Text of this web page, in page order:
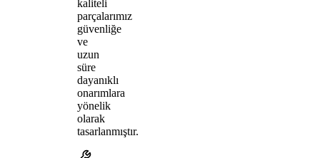
kaliteli
parçalarımız
güvenliğe
ve
uzun
süre
dayanıklı
onarımlara
yönelik
olarak
tasarlanmıştır.